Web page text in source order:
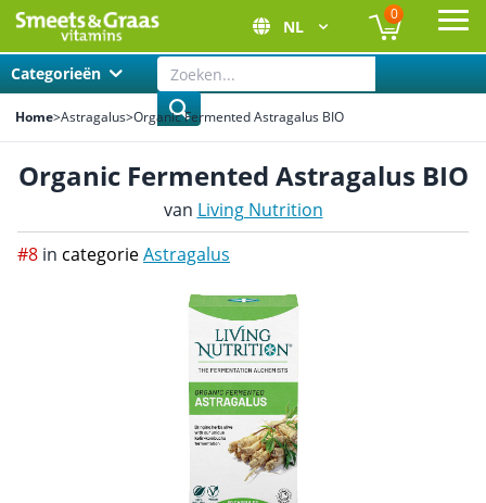
NL
0
Categorieën
Home>Astragalus>Organic Fermented Astragalus BIO
Organic Fermented Astragalus BIO
van Living Nutrition
#8 in categorieAstragalus